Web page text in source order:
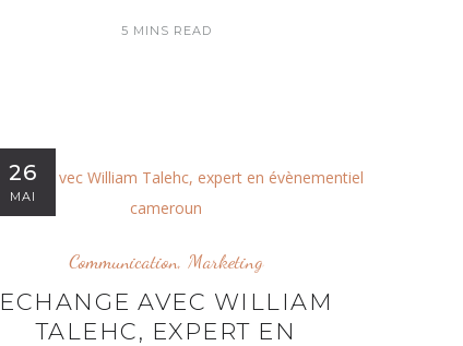
5 MINS READ
26
MAI
Communication, Marketing
ECHANGE AVEC WILLIAM
TALEHC, EXPERT EN